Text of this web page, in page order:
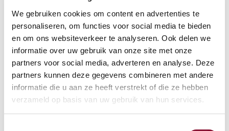
We gebruiken cookies om content en advertenties te
personaliseren, om functies voor social media te bieden
en om ons websiteverkeer te analyseren. Ook delen we
informatie over uw gebruik van onze site met onze
partners voor social media, adverteren en analyse. Deze
partners kunnen deze gegevens combineren met andere
informatie die u aan ze heeft verstrekt of die ze hebben
verzameld op basis van uw gebruik van hun services.
Tastatur US
Kinesis FreeStyle VIP3 Zubehör
Weitere Informationen